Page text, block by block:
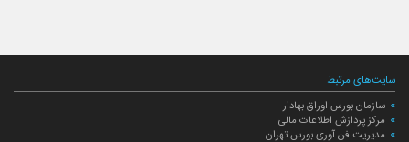
سایت‌های مرتبط
سازمان بورس اوراق بهادار
مرکز پردازش اطلاعات مالی
مدیریت فن آوری بورس تهران